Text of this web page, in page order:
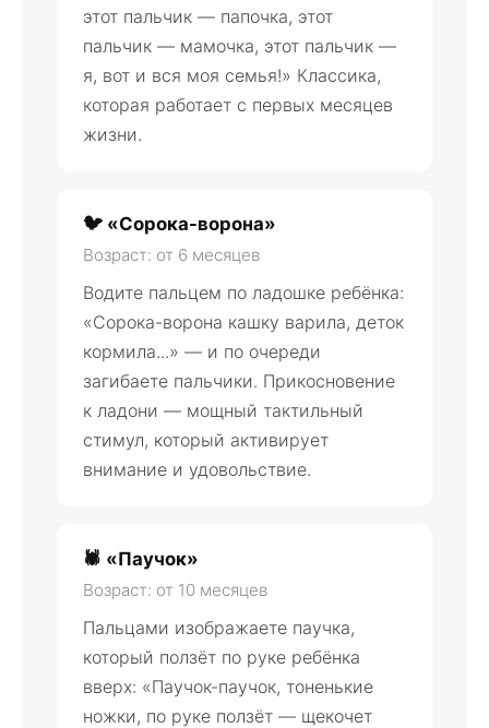
этот пальчик — папочка, этот
пальчик — мамочка, этот пальчик —
я, вот и вся моя семья!» Классика,
которая работает с первых месяцев
жизни.
🐦 «Сорока-ворона»
Возраст: от 6 месяцев
Водите пальцем по ладошке ребёнка:
«Сорока-ворона кашку варила, деток
кормила...» — и по очереди
загибаете пальчики. Прикосновение
к ладони — мощный тактильный
стимул, который активирует
внимание и удовольствие.
🕷️ «Паучок»
Возраст: от 10 месяцев
Пальцами изображаете паучка,
который ползёт по руке ребёнка
вверх: «Паучок-паучок, тоненькие
ножки, по руке ползёт — щекочет